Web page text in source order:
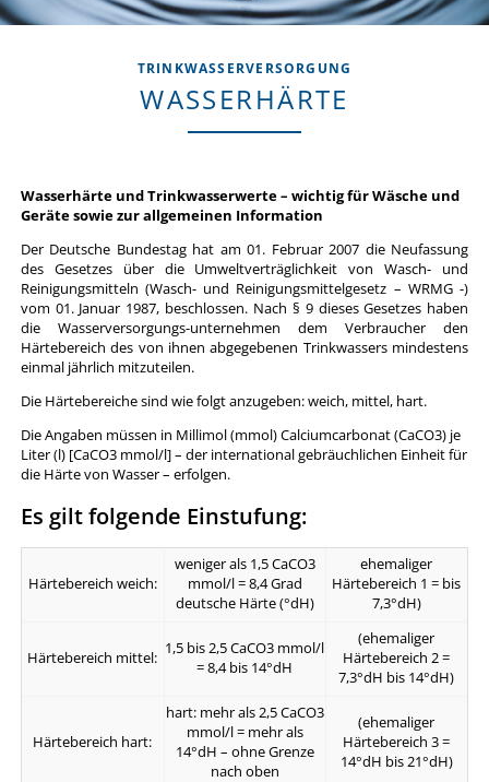
TRINKWASSERVERSORGUNG
WASSERHÄRTE
Wasserhärte und Trinkwasserwerte – wichtig für Wäsche und
Geräte sowie zur allgemeinen Information
Der Deutsche Bundestag hat am 01. Februar 2007 die Neufassung
des Gesetzes über die Umweltverträglichkeit von Wasch- und
Reinigungsmitteln (Wasch- und Reinigungsmittelgesetz –WRMG -)
vom 01. Januar 1987, beschlossen. Nach § 9 dieses Gesetzes haben
die Wasserversorgungs-unternehmen dem Verbraucher den
Härtebereich des von ihnen abgegebenen Trinkwassers mindestens
einmal jährlich mitzuteilen.
Die Härtebereiche sind wie folgt anzugeben: weich, mittel, hart.
Die Angaben müssen in Millimol (mmol) Calciumcarbonat (CaCO3) je
Liter (l) [CaCO3 mmol/l] – der international gebräuchlichen Einheit für
die Härte von Wasser – erfolgen.
Es gilt folgende Einstufung:
Härtebereich weich:
weniger als 1,5 CaCO3
mmol/l = 8,4 Grad
deutsche Härte (°dH)
ehemaliger
Härtebereich 1 = bis
7,3°dH)
Härtebereich mittel: 1,5 bis 2,5 CaCO3 mmol/l
= 8,4 bis 14°dH
(ehemaliger
Härtebereich 2 =
7,3°dH bis 14°dH)
Härtebereich hart:
hart: mehr als 2,5 CaCO3
mmol/l = mehr als
14°dH – ohne Grenze
nach oben
(ehemaliger
Härtebereich 3 =
14°dH bis 21°dH)